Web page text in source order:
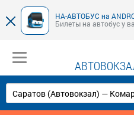
НА-АВТОБУС на
Билеты на автобус у